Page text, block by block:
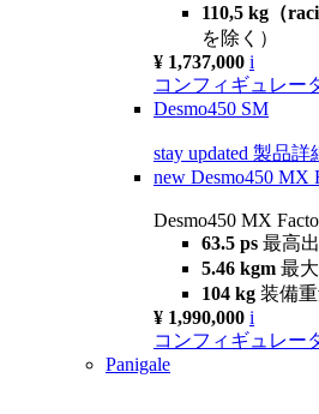
110,5 kg（
を除く）
¥ 1,737,000 i
コンフィギュレー
Desmo450 SM
stay updated 製品詳
new Desmo450 MX
Desmo450 MX
63.5 ps 最高
5.46 kgm 最
104 kg 装備
¥ 1,990,000 i
コンフィギュレー
Panigale